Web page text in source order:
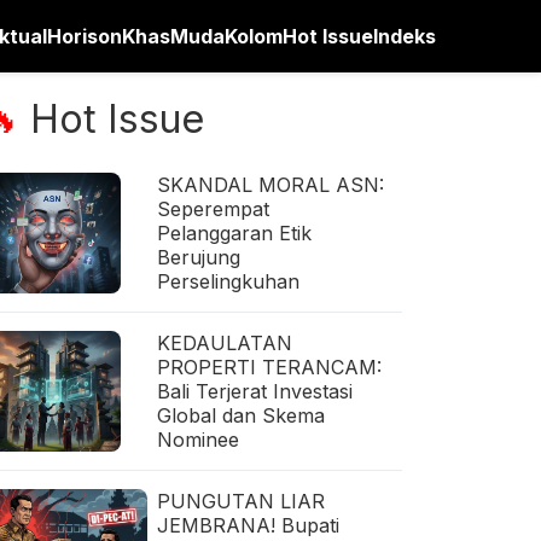
HorisonKhasMudaKolomHot IssueIndeks
Hot Issue
SKANDAL MORAL ASN:
Seperempat
Pelanggaran Etik
Berujung
Perselingkuhan
KEDAULATAN
PROPERTI TERANCAM:
Bali Terjerat Investasi
Global dan Skema
Nominee
PUNGUTAN LIAR
JEMBRANA! Bupati